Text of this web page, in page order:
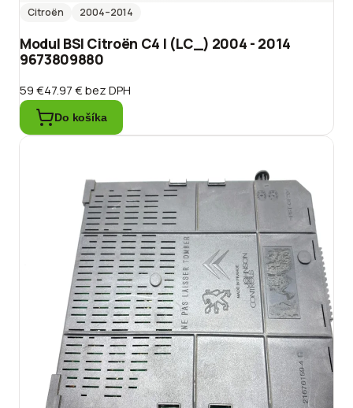
Citroën
2004–2014
Modul BSI Citroën C4 I (LC_) 2004 - 2014
9673809880
59 €47.97 €bez DPH
Do košíka